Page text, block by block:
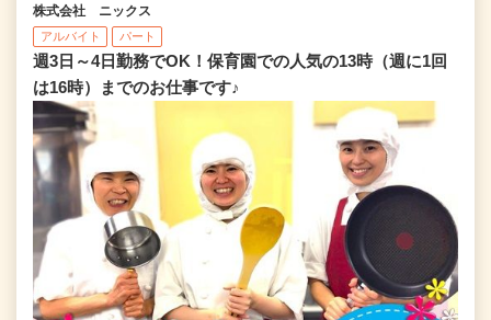
株式会社 ニックス
アルバイト パート
週3日～4日勤務でOK！保育園での人気の13時（週に1回
は16時）までのお仕事です♪